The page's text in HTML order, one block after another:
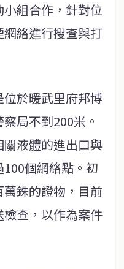
組合作，針對位
絡進行搜查與打
於暖武里府邦博
局不到200米。
液體的進出口與
個網絡點。初
銖的證物，目前
查，以作為案件